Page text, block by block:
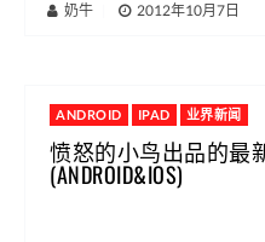
奶牛 2012年10月7日
ANDROID IPAD 业界新闻
愤怒的小鸟出品的最
(ANDROID&IOS)